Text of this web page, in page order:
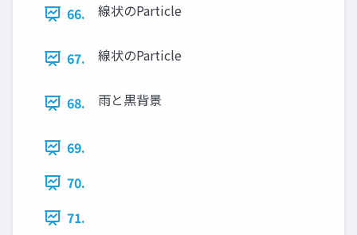
66.
線状のParticle
67. 線状のParticle
68. 雨と黒背景
69.
70.
71.